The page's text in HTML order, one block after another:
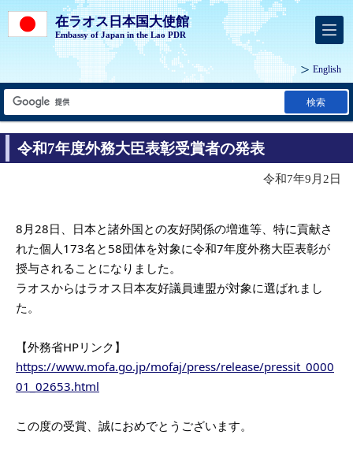
在ラオス日本国大使館
Embassy of Japan in the Lao PDR
English
検索
令和7年度外務大臣表彰受賞者の発表
令和7年9月2日
8月28日、日本と諸外国との友好関係の増進等、特に貢献さ
れた個人173名と58団体を対象に令和7年度外務大臣表彰が
授与されることになりました。
ラオスからはラオス日本友好議員連盟が対象に選ばれまし
た。
【外務省HPリンク】
https://www.mofa.go.jp/mofaj/press/release/pressit_0000
01_02653.html
この度の受賞、誠におめでとうございます。